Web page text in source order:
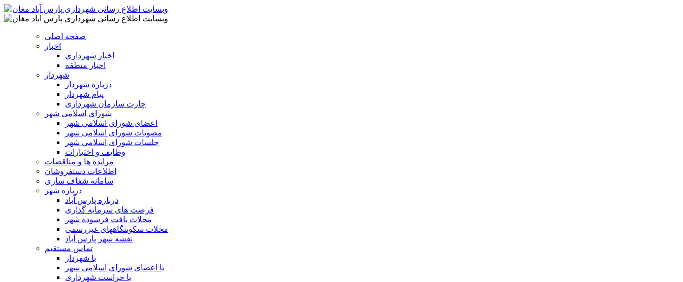
صفحه اصلی
اخبار
اخبار شهرداری
اخبار منطقه
شهردار
درباره شهردار
پیام شهردار
چارت سازمان شهرداری
شورای اسلامی شهر
اعضای شورای اسلامی شهر
مصوبات شورای اسلامی شهر
جلسات شورای اسلامی شهر
وظایف و اختیارات
مزایده ها و مناقصات
اطلاعات دستفروشان
سامانه شفاف سازی
درباره شهر
درباره پارس آباد
فرصت های سرمایه گذاری
محلات بافت فرسوده شهر
محلات سکونتگاههای غیررسمی
نقشه شهر پارس آباد
تماس مستقیم
با شهردار
با اعضای شورای اسلامی شهر
با حراست شهرداری